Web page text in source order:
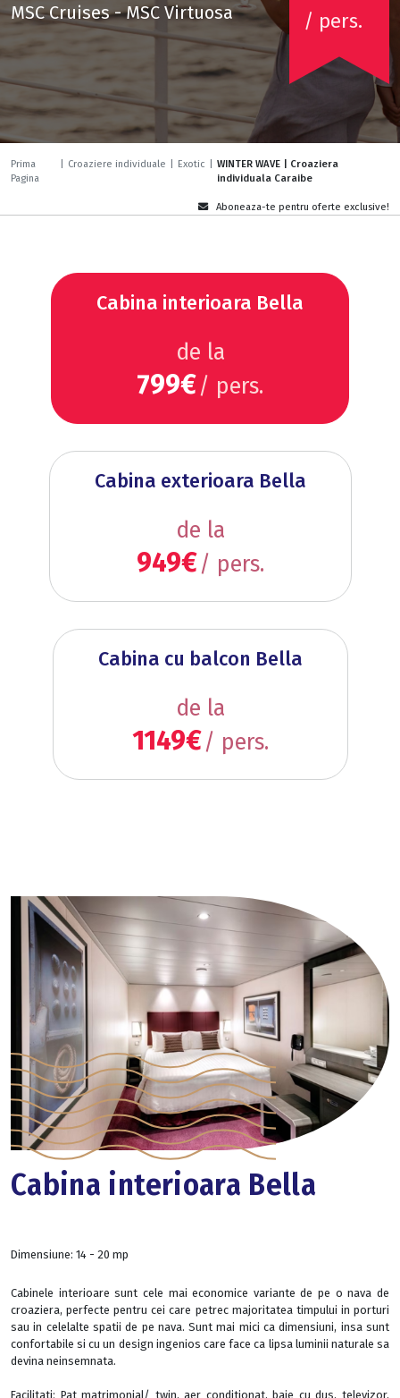
MSC Cruises - MSC Virtuosa / pers.
Prima
Pagina
Croaziere individuale Exotic
WINTER WAVE | Croaziera
individuala Caraibe
Aboneaza-te pentru oferte exclusive!
Cabina interioara Bella
de la
799€/ pers.
Cabina exterioara Bella
de la
949€/ pers.
Cabina cu balcon Bella
de la
1149€/ pers.
Cabina interioara Bella
Dimensiune: 14 - 20 mp
Cabinele interioare sunt cele mai economice variante de pe o nava de
croaziera, perfecte pentru cei care petrec majoritatea timpului in porturi
sau in celelalte spatii de pe nava. Sunt mai mici ca dimensiuni, insa sunt
confortabile si cu un design ingenios care face ca lipsa luminii naturale sa
devina neinsemnata.
Facilitati: Pat matrimonial/ twin, aer conditionat, baie cu dus, televizor,